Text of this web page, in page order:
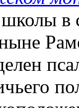
школы